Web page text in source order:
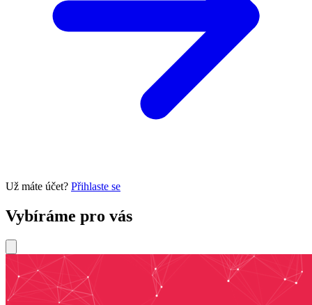
Už máte účet? Přihlaste se
Vybíráme pro vás